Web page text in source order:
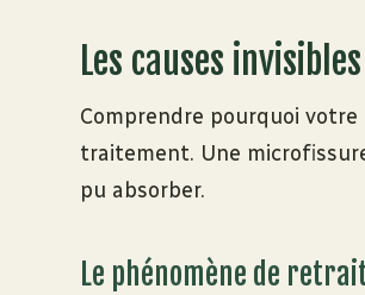
Les causes
Comprendre pourquoi
traitement. Une
pu absorber.
Le phénomène de